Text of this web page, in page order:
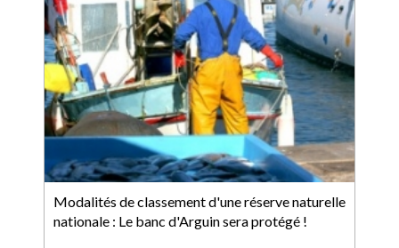
Modalités de classement d'une réserve naturelle
nationale : Le banc d'Arguin sera protégé !